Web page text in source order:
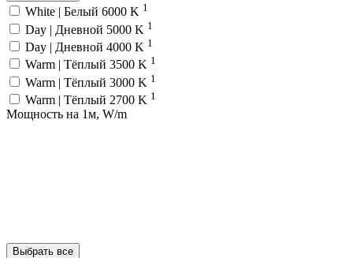
White | Белый 6000 K 1
Day | Дневной 5000 K 1
Day | Дневной 4000 K 1
Warm | Тёплый 3500 K 1
Warm | Тёплый 3000 K 1
Warm | Тёплый 2700 K 1
Мощность на 1м, W/m
Выбрать все